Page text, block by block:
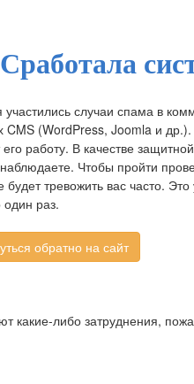
Сработала
случаи спама в
(WordPress, Joomla и
работу. В качестве
Чтобы пройти
тревожить вас часто.
один раз.
какие-либо затруднения,